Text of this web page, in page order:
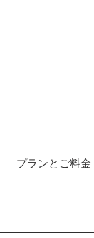
プランとご料金